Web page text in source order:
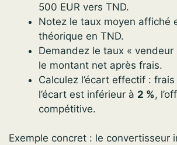
500 EUR vers TND.
Notez le taux moyen affiché
théorique en TND.
Demandez le taux «
le montant net après frais.
Calculez l’écart effectif :
l’écart est inférieur à 2 %,
compétitive.
Exemple concret : le convertisseur